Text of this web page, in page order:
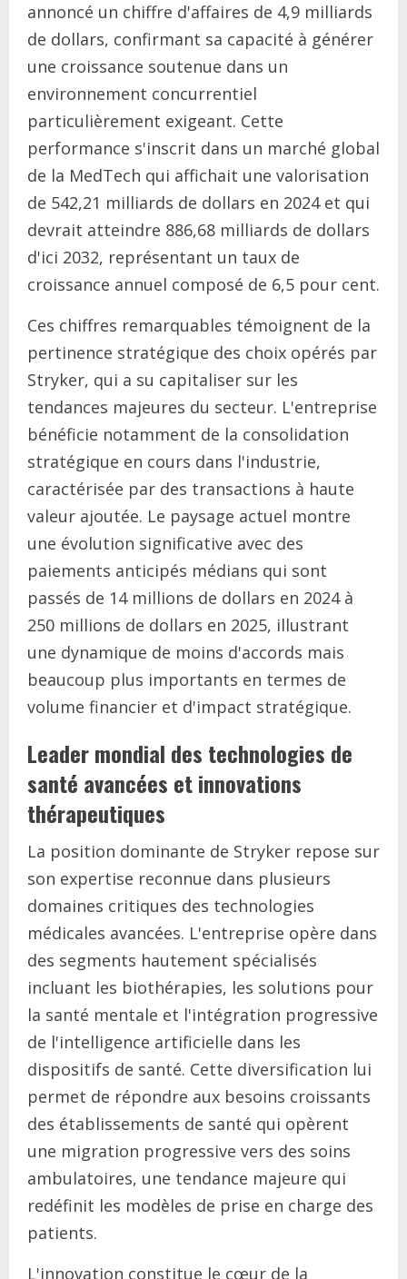
annoncé un chiffre d'affaires de 4,9 milliards
de dollars, confirmant sa capacité à générer
une croissance soutenue dans un
environnement concurrentiel
particulièrement exigeant. Cette
performance s'inscrit dans un marché global
de la MedTech qui affichait une valorisation
de 542,21 milliards de dollars en 2024 et qui
devrait atteindre 886,68 milliards de dollars
d'ici 2032, représentant un taux de
croissance annuel composé de 6,5 pour cent.
Ces chiffres remarquables témoignent de la
pertinence stratégique des choix opérés par
Stryker, qui a su capitaliser sur les
tendances majeures du secteur. L'entreprise
bénéficie notamment de la consolidation
stratégique en cours dans l'industrie,
caractérisée par des transactions à haute
valeur ajoutée. Le paysage actuel montre
une évolution significative avec des
paiements anticipés médians qui sont
passés de 14 millions de dollars en 2024 à
250 millions de dollars en 2025, illustrant
une dynamique de moins d'accords mais
beaucoup plus importants en termes de
volume financier et d'impact stratégique.
Leader mondial des technologies de
santé avancées et innovations
thérapeutiques
La position dominante de Stryker repose sur
son expertise reconnue dans plusieurs
domaines critiques des technologies
médicales avancées. L'entreprise opère dans
des segments hautement spécialisés
incluant les biothérapies, les solutions pour
la santé mentale et l'intégration progressive
de l'intelligence artificielle dans les
dispositifs de santé. Cette diversification lui
permet de répondre aux besoins croissants
des établissements de santé qui opèrent
une migration progressive vers des soins
ambulatoires, une tendance majeure qui
redéfinit les modèles de prise en charge des
patients.
L'innovation constitue le cœur de la